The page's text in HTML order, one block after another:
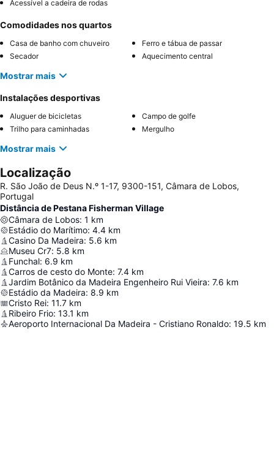
Acessível a cadeira de rodas
Comodidades nos quartos
Casa de banho com chuveiro
Ferro e tábua de passar
Secador
Aquecimento central
Mostrar mais
Instalações desportivas
Aluguer de bicicletas
Campo de golfe
Trilho para caminhadas
Mergulho
Mostrar mais
Localização
R. São João de Deus N.º 1-17, 9300-151, Câmara de Lobos,
Portugal
Distância de Pestana Fisherman Village
Câmara de Lobos: 1 km
Estádio do Marítimo: 4.4 km
Casino Da Madeira: 5.6 km
Museu Cr7: 5.8 km
Funchal: 6.9 km
Carros de cesto do Monte: 7.4 km
Jardim Botânico da Madeira Engenheiro Rui Vieira: 7.6 km
Estádio da Madeira: 8.9 km
Cristo Rei: 11.7 km
Ribeiro Frio: 13.1 km
Aeroporto Internacional Da Madeira - Cristiano Ronaldo: 19.5 km